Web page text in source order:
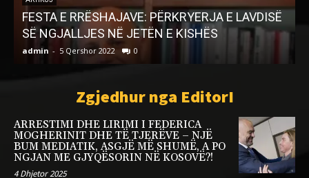
FESTA E RRËSHAJAVE: PËRKRYERJA E LAVDISË
SË NGJALLJES NË JETËN E KISHËS
admin - 5 Qershor 2022 0
Zgjedhur nga EditorI
ARRESTIMI DHE LIRIMI I FEDERICA
MOGHERINIT DHE TË TJERËVE – NJË
BUM MEDIATIK, ASGJË MË SHUMË, A PO
NGJAN ME GJYQËSORIN NË KOSOVË?!
4 Dhjetor 2025